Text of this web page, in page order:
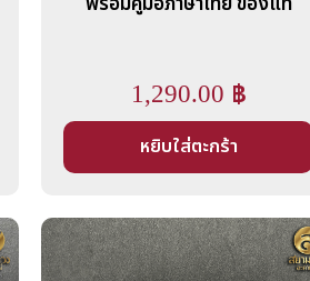
1,290.00 ฿
หยิบใส่ตะกร้า